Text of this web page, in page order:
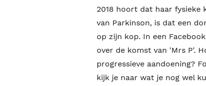
2018 hoort dat haar
van Parkinson, is dat een
op zijn kop. In een
over de komst van 'Mrs P'.
progressieve aandoening?
kijk je naar wat je nog wel